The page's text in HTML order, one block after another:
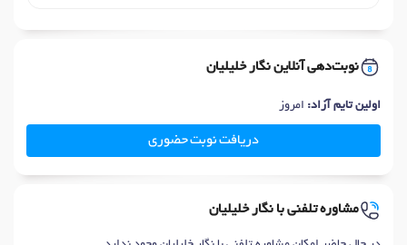
نوبت‌دهی آنلاین نگار خلیلیان
اولین تایم آزاد: امروز
دریافت نوبت حضوری
مشاوره تلفنی با نگار خلیلیان